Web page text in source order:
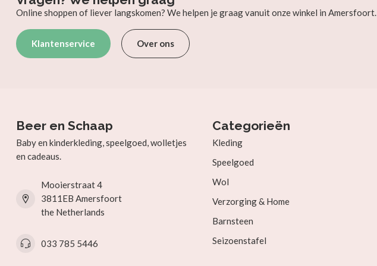
Online shoppen of liever langskomen? We helpen je graag vanuit onze winkel in Amersfoort.
Klantenservice Over ons
Beer en Schaap
Baby en kinderkleding, speelgoed, wolletjes
en cadeaus.
Mooierstraat 4
3811EB Amersfoort
the Netherlands
033 785 5446
Categorieën
Kleding
Speelgoed
Wol
Verzorging & Home
Barnsteen
Seizoenstafel